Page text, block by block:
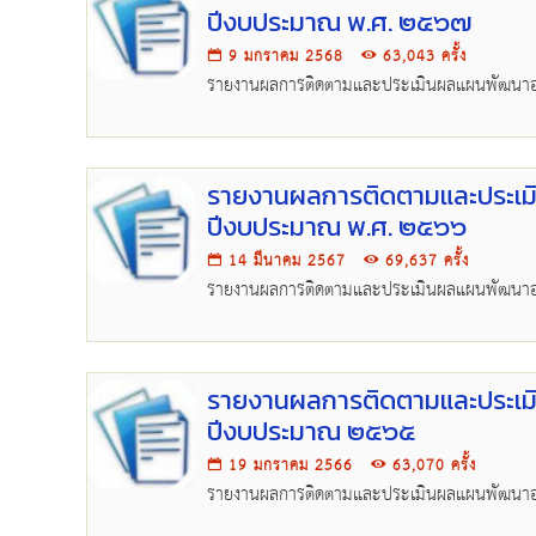
ปีงบประมาณ พ.ศ. ๒๕๖๗
9 มกราคม 2568 63,043 ครั้ง
รายงานผลการติดตามและประเมินผลแผนพัฒน
รายงานผลการติดตามและประ
ปีงบประมาณ พ.ศ. ๒๕๖๖
14 มีนาคม 2567 69,637 ครั้ง
รายงานผลการติดตามและประเมินผลแผนพัฒ
รายงานผลการติดตามและประ
ปีงบประมาณ ๒๕๖๕
19 มกราคม 2566 63,070 ครั้ง
รายงานผลการติดตามและประเมินผลแผนพัฒ